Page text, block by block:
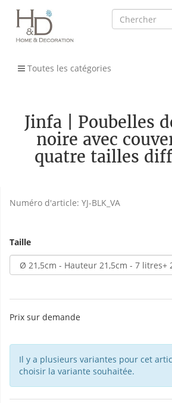
Toutes les catégories
Jinfa | Poubelles
noire avec
quatre tailles
Numéro d'article: YJ-BLK_VA
Taille
Prix sur demande
Il y a plusieurs variantes pour cet
choisir la variante souhaitée.